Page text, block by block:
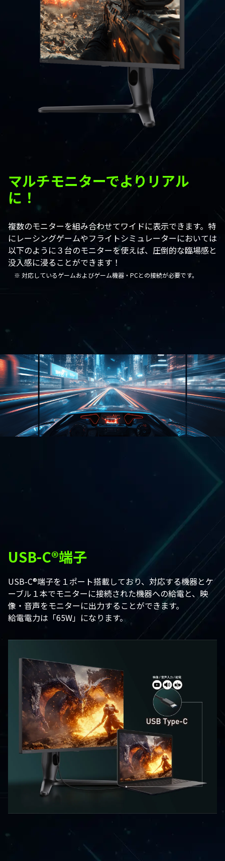
マルチモニターでよりリアル
に！
複数のモニターを組み合わせてワイドに表示できます。特
にレーシングゲームやフライトシミュレーターにおいては
以下のように３台のモニターを使えば、圧倒的な臨場感と
没入感に浸ることができます！
※ 対応しているゲームおよびゲーム機器・PCとの接続が必要です。
USB-C®端子
USB-C®端子を１ポート搭載しており、対応する機器とケ
ーブル１本でモニターに接続された機器への給電と、映
像・音声をモニターに出力することができます。
給電電力は「65W」になります。